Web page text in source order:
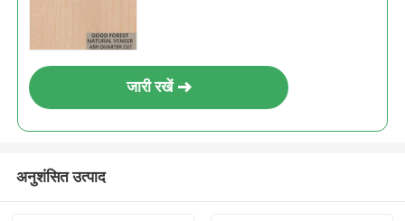
जारी रखें
अनुशंसित उत्पाद